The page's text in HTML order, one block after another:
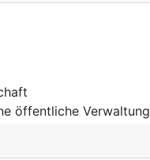
öffentliche Verwaltung